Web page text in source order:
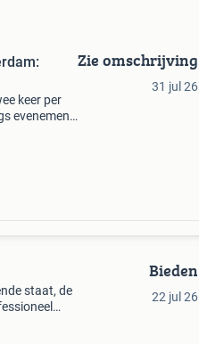
keer per
evenement!
Zie omschrijving
31 jul 26
staat, de
Bieden
22 jul 26